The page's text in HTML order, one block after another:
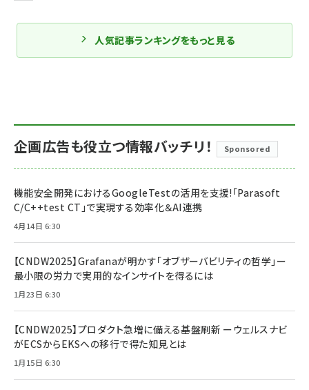
人気記事ランキングをもっと見る
企画広告も役立つ情報バッチリ！ Sponsored
機能安全開発におけるGoogleTestの活用を支援!「Parasoft
C/C++test CT」で実現する効率化＆AI連携
4月14日 6:30
【CNDW2025】Grafanaが明かす「オブザーバビリティの哲学」ー
最小限の労力で実用的なインサイトを得るには
1月23日 6:30
【CNDW2025】プロダクト急増に備える基盤刷新 ーウェルスナビ
がECSからEKSへの移行で得た知見とは
1月15日 6:30